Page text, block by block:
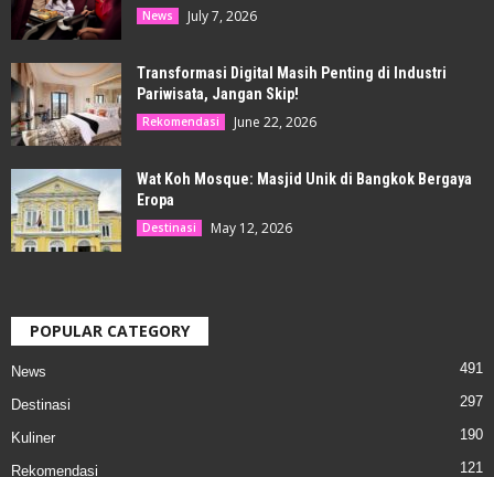
News July 7, 2026
Transformasi Digital Masih Penting di Industri
Pariwisata, Jangan Skip!
Rekomendasi June 22, 2026
Wat Koh Mosque: Masjid Unik di Bangkok Bergaya
Eropa
Destinasi May 12, 2026
POPULAR CATEGORY
News 491
Destinasi 297
Kuliner 190
Rekomendasi 121